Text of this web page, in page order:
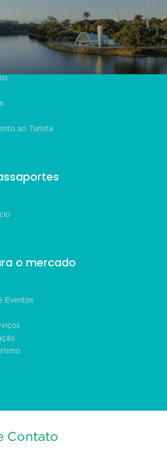
ao Turista
o mercado
Eventos
Contato